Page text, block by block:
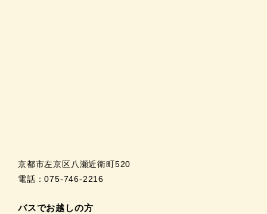
京都市左京区八瀬近衛町520
電話：075-746-2216
バスでお越しの方